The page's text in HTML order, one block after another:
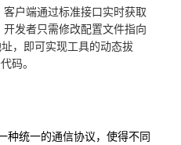
客户端通过标准接口实时获取
发者只需修改配置文件指向
，即可实现工具的动态拔
码。
种统一的通信协议，使得不同